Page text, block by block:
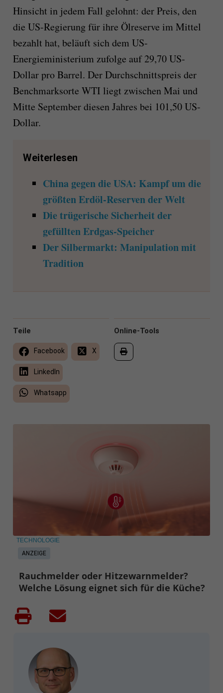
Hinsicht in jedem Fall gelohnt: der Preis, den
die US-Regierung für ihre Ölreserve im Mittel
bezahlt hat, beläuft sich dem US-
Energieministerium zufolge auf 29,70 US-
Dollar pro Barrel. Der Durchschnittspreis der
Benchmarksorte WTI liegt zwischen Mai und
Mitte September diesen Jahres bei 101,50 US-
Dollar.
Weiterlesen
China gegen die USA: Kampf um die
größten Erdöl-Reserven der Welt
Die trügerische Sicherheit der
gefüllten Erdgas-Speicher
Der Silbermarkt: Manipulation mit
Tradition
Online-Tools
Teile
Facebook X
LinkedIn
Whatsapp
ANZEIGE
TECHNOLOGIE
Rauchmelder oder Hitzewarnmelder?
Welche Lösung eignet sich für die Küche?